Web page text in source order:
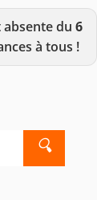
du 6
à tous !
🔍